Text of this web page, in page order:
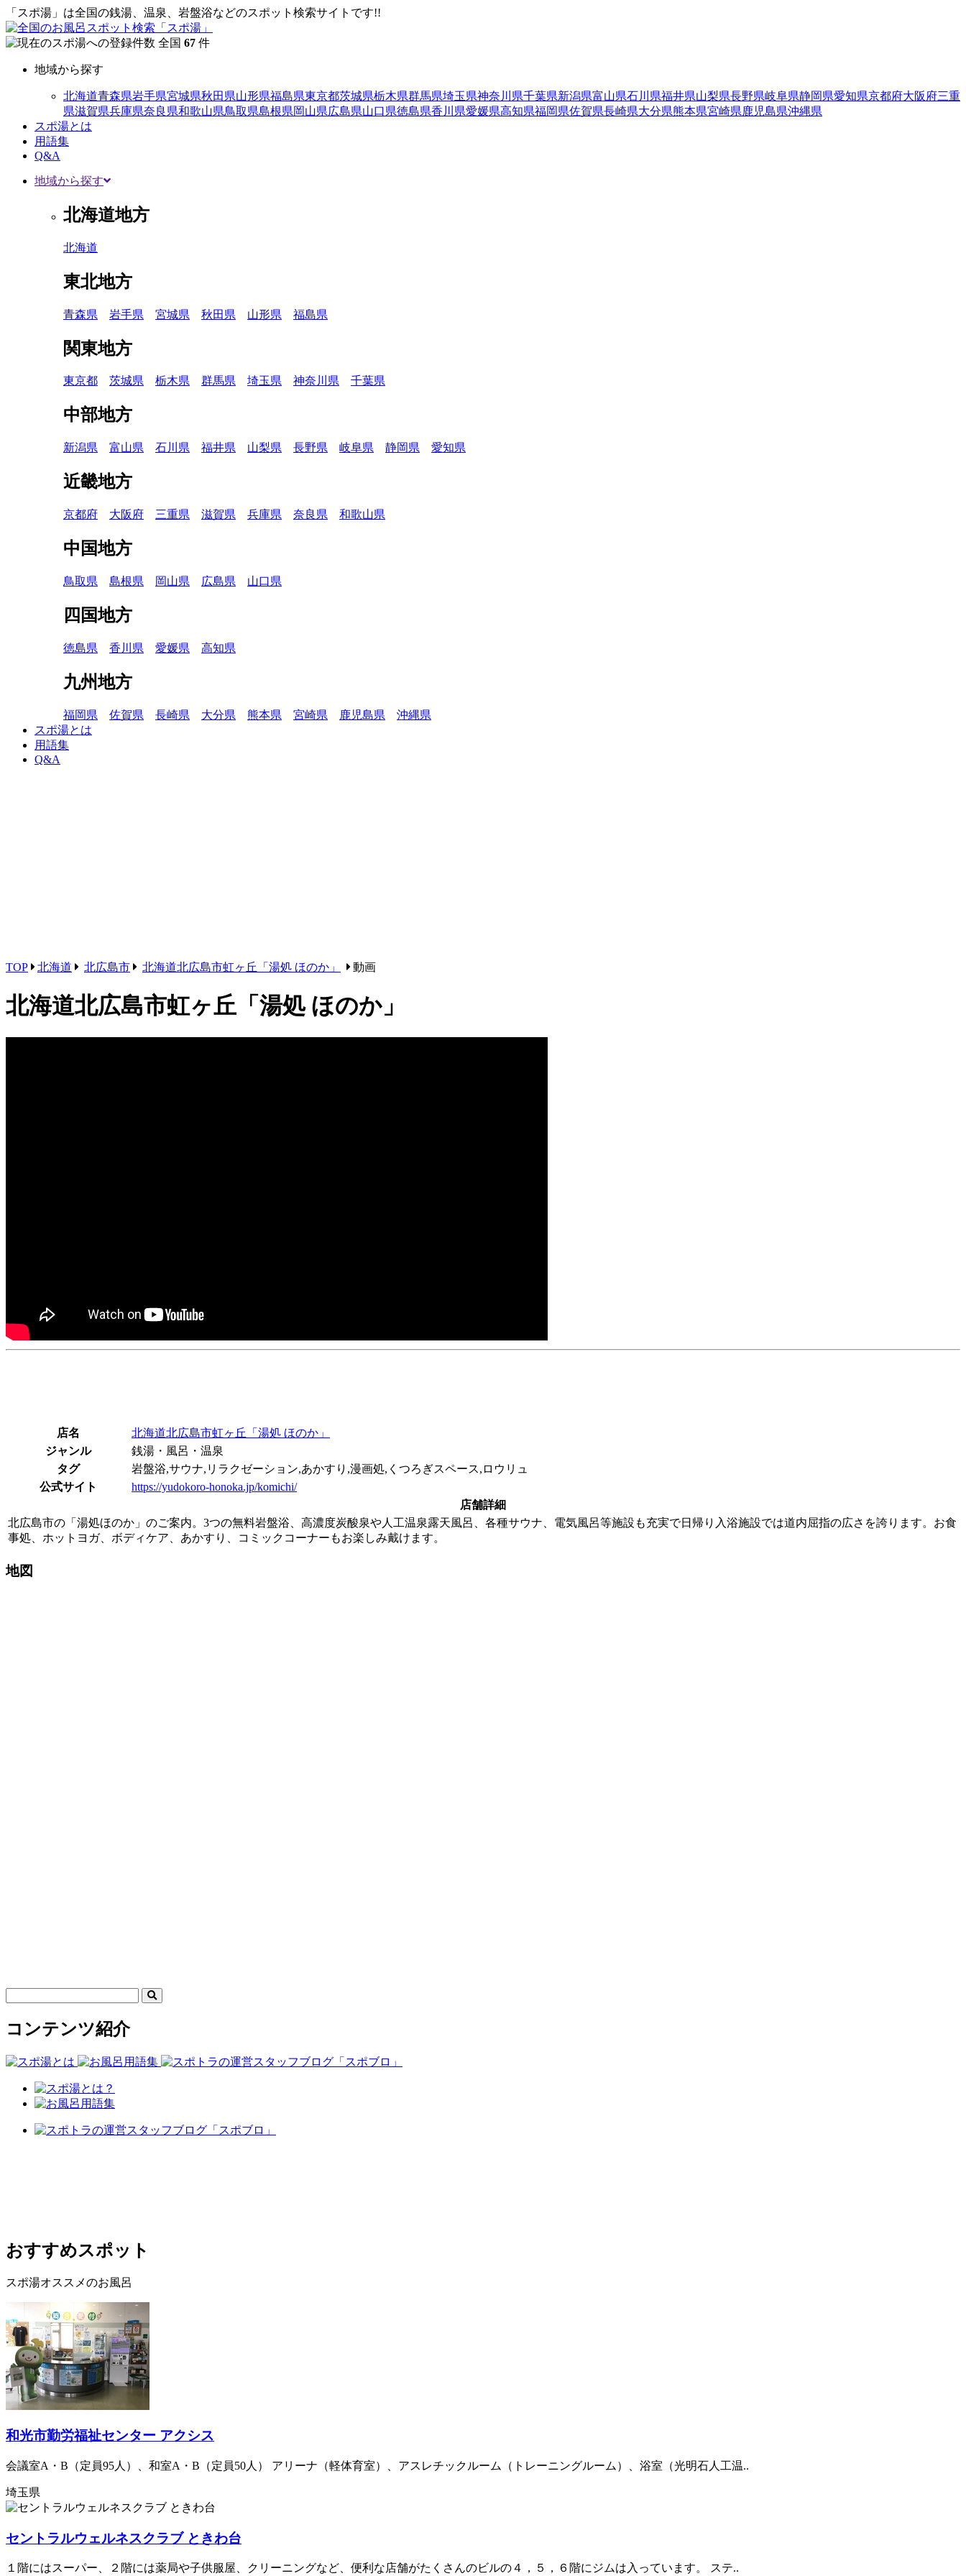
「スポ湯」は全国の銭湯、温泉、岩盤浴などのスポット検索サイトです!!
全国 67 件
地域から探す
北海道青森県岩手県宮城県秋田県山形県福島県東京都茨城県栃木県群馬県埼玉県神奈川県千葉県新潟県富山県石川県福井県山梨県長野県岐阜県静岡県愛知県京都府大阪府三重
県滋賀県兵庫県奈良県和歌山県鳥取県島根県岡山県広島県山口県徳島県香川県愛媛県高知県福岡県佐賀県長崎県大分県熊本県宮崎県鹿児島県沖縄県
スポ湯とは
用語集
Q&A
地域から探す
北海道地方
北海道
東北地方
青森県 岩手県 宮城県 秋田県 山形県 福島県
関東地方
東京都 茨城県 栃木県 群馬県 埼玉県 神奈川県 千葉県
中部地方
新潟県 富山県 石川県 福井県 山梨県 長野県 岐阜県 静岡県 愛知県
近畿地方
京都府 大阪府 三重県 滋賀県 兵庫県 奈良県 和歌山県
中国地方
鳥取県 島根県 岡山県 広島県 山口県
四国地方
徳島県 香川県 愛媛県 高知県
九州地方
福岡県 佐賀県 長崎県 大分県 熊本県 宮崎県 鹿児島県
沖縄県
スポ湯とは
用語集
Q&A
TOP 北海道 北広島市 北海道北広島市虹ヶ丘「湯処 ほのか」 動画
北海道北広島市虹ヶ丘「湯処 ほのか」
店名
北海道北広島市虹ヶ丘「湯処 ほのか」
ジャンル
銭湯・風呂・温泉
タグ
岩盤浴,サウナ,リラクゼーション,あかすり,漫画処,くつろぎスペース,ロウリュ
公式サイト
https://yudokoro-honoka.jp/komichi/
店舗詳細
北広島市の「湯処ほのか」のご案内。3つの無料岩盤浴、高濃度炭酸泉や人工温泉露天風呂、各種サウナ、電気風呂等施設も充実で日帰り入浴施設では道内屈指の広さを誇ります。お食
事処、ホットヨガ、ボディケア、あかすり、コミックコーナーもお楽しみ戴けます。
地図
コンテンツ紹介
おすすめスポット
スポ湯オススメのお風呂
和光市勤労福祉センター アクシス
会議室A・B（定員95人）、和室A・B（定員50人） アリーナ（軽体育室）、アスレチックルーム（トレーニングルーム）、浴室（光明石人工温..
埼玉県
セントラルウェルネスクラブ ときわ台
１階にはスーパー、２階には薬局や子供服屋、クリーニングなど、便利な店舗がたくさんのビルの４，５，６階にジムは入っています。 ステ..